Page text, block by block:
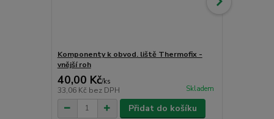
Komponenty k obvod. liště Thermofix -
vnější roh
40,00 Kč/ks
33,06 Kč bez DPH Skladem
Přidat do košíku